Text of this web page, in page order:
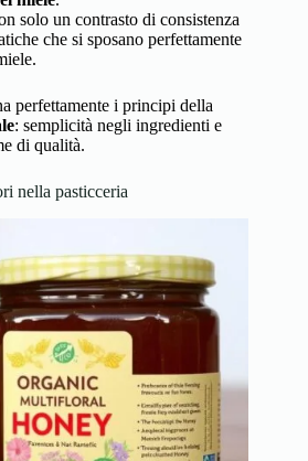
solo un contrasto di consistenza
che si sposano perfettamente
perfettamente i principi della
: semplicità negli ingredienti e
di qualità.
nella pasticceria